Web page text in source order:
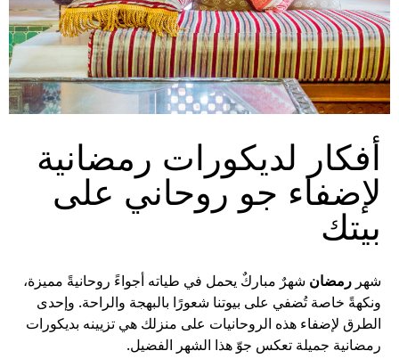
أفكار لديكورات رمضانية
لإضفاء جو روحاني على
بيتك
شهر رمضان شهرٌ مباركٌ يحمل في طياته أجواءً روحانيةً مميزة،
ونكهةً خاصة تُضفي على بيوتنا شعورًا بالبهجة والراحة. وإحدى
الطرق لإضفاء هذه الروحانيات على منزلك هي تزيينه بديكورات
رمضانية جميلة تعكس جوّ هذا الشهر الفضيل.